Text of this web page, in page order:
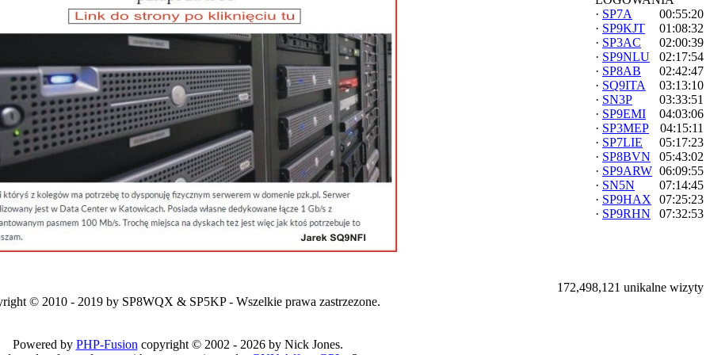
· SP7A
00:55:20
· SP9KJT
01:08:32
· SP3AC
02:00:39
· SP9NLU
02:17:54
· SP8AB
02:42:47
· SQ9ITA
03:13:10
· SN3P
03:33:51
· SP9EMI
04:03:06
· SP3MEP
04:15:11
· SP7LIE
05:17:23
· SP8BVN
05:43:02
· SP9ARW 06:09:55
· SN5N
07:14:45
· SP9HAX
07:25:23
· SP9RHN 07:32:53
172,498,121 unikalne wizyty
© 2010 - 2019 by SP8WQX & SP5KP - Wszelkie prawa zastrzezone.
Powered by PHP-Fusion copyright © 2002 - 2026 by Nick Jones.